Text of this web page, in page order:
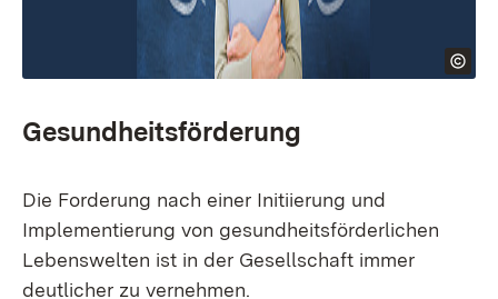
Gesundheitsförderung
Die Forderung nach einer Initiierung und
Implementierung von gesundheitsförderlichen
Lebenswelten ist in der Gesellschaft immer
deutlicher zu vernehmen.